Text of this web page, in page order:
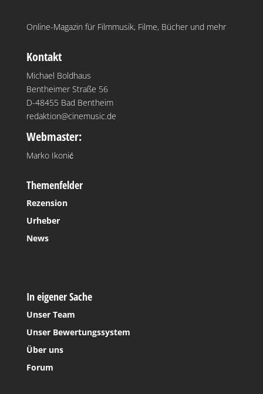
Online-Magazin für Filmmusik, Filme, Bücher und mehr
Kontakt
Michael Boldhaus
Bentheimer Straße 56
D-48455 Bad Bentheim
redaktion@cinemusic.de
Webmaster:
Marko Ikonić
Themenfelder
Rezension
Urheber
News
In eigener Sache
Unser Team
Unser Bewertungssystem
Über uns
Forum